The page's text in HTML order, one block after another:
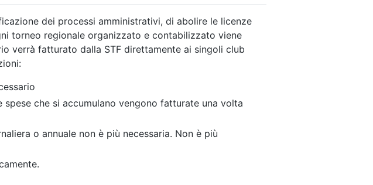
dei processi amministrativi, di abolire le licenze
torneo regionale organizzato e contabilizzato viene
verrà fatturato dalla STF direttamente ai singoli club
che si accumulano vengono fatturate una volta
o annuale non è più necessaria. Non è più